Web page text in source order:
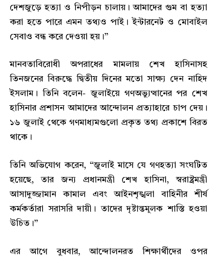
দেশজুড়ে হত্যা ও নিপীড়ন চালায়। আমাদের গুম বা হত্যা
করা হতে পারে এমন তথ্যও পাই। ইন্টারনেট ও মোবাইল
সেবাও বন্ধ করে দেওয়া হয়।”
মানবতাবিরোধী অপরাধের মামলায় শেখ হাসিনাসহ
তিনজনের বিরুদ্ধে দ্বিতীয় দিনের মতো সাক্ষ্য দেন নাহিদ
ইসলাম। তিনি বলেন- জুলাইয়ে গণঅভ্যুত্থানের পর শেখ
হাসিনার প্রশাসন আমাদের আন্দোলন প্রত্যাহারে চাপ দেয়।
১৬ জুলাই থেকে গণমাধ্যমগুলো প্রকৃত তথ্য প্রকাশে বিরত
থাকে।
তিনি অভিযোগ করেন, “জুলাই মাসে যে গণহত্যা সংঘটিত
হয়েছে, তার জন্য প্রধানমন্ত্রী শেখ হাসিনা, স্বরাষ্ট্রমন্ত্রী
আসাদুজ্জামান কামাল এবং আইনশৃঙ্খলা বাহিনীর শীর্ষ
কর্মকর্তারা সরাসরি দায়ী। তাদের দৃষ্টান্তমূলক শাস্তি হওয়া
উচিত।”
এর আগে বুধবার, আন্দোলনরত শিক্ষার্থীদের ওপর